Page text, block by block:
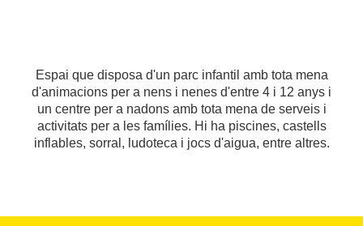
Espai que disposa d'un parc infantil amb tota mena
d'animacions per a nens i nenes d'entre 4 i 12 anys i
un centre per a nadons amb tota mena de serveis i
activitats per a les famílies. Hi ha piscines, castells
inflables, sorral, ludoteca i jocs d'aigua, entre altres.